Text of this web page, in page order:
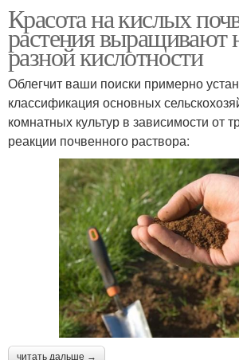
Красота на кислых
растения выращивают
разной кислотности
Облегчит ваши поиски примерно
классификация основных
комнатных культур в зависимости от
реакции почвенного раствора:
читать дальше →